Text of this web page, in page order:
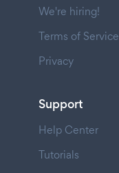
We're hiring!
Terms of Service
Privacy
Support
Help Center
Tutorials